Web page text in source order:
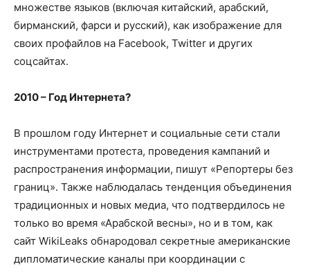
множестве языков (включая китайский, арабский,
бирманский, фарси и русский), как изображение для
своих профайлов на Facebook, Twitter и других
соцсайтах.
2010 – Год Интернета?
В прошлом году Интернет и социальные сети стали
инструментами протеста, проведения кампаний и
распространения информации, пишут «Репортеры без
границ». Также наблюдалась тенденция объединения
традиционных и новых медиа, что подтвердилось не
только во время «Арабской весны», но и в том, как
сайт WikiLeaks обнародовал секретные американские
дипломатические каналы при координации с